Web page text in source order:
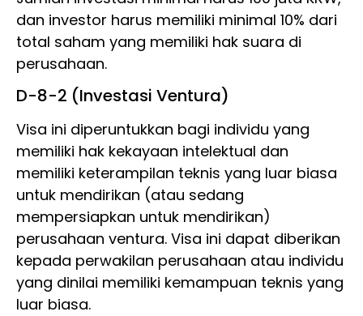
dan investor harus memiliki minimal 10% dari
total saham yang memiliki hak suara di
perusahaan.
D-8-2 (Investasi Ventura)
Visa ini diperuntukkan bagi individu yang
memiliki hak kekayaan intelektual dan
memiliki keterampilan teknis yang luar biasa
untuk mendirikan (atau sedang
mempersiapkan untuk mendirikan)
perusahaan ventura. Visa ini dapat diberikan
kepada perwakilan perusahaan atau individu
yang dinilai memiliki kemampuan teknis yang
luar biasa.